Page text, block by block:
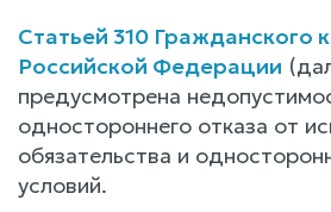
Статьей 310 Гражданского
Российской Федерации
предусмотрена
одностороннего отказа от
обязательства и
условий.